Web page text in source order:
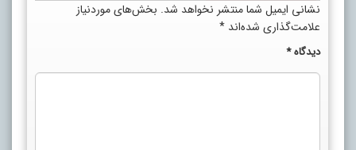
نشانی ایمیل شما منتشر نخواهد شد. بخش‌های موردنیاز
علامت‌گذاری شده‌اند *
دیدگاه*